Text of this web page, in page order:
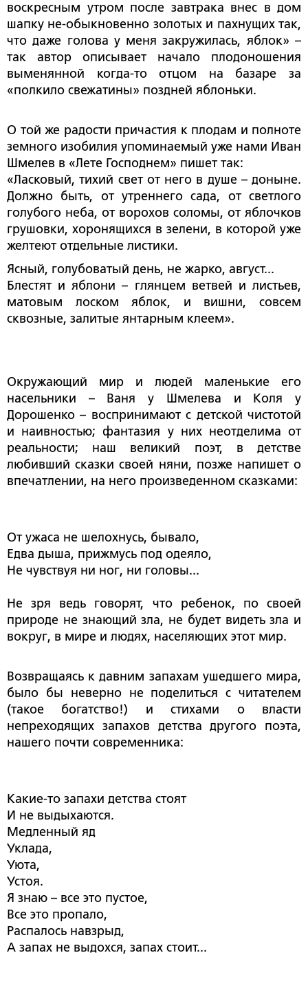
воскресным утром после завтрака внес в дом
шапку не-обыкновенно золотых и пахнущих так,
что даже голова у меня закружилась, яблок» –
так автор описывает начало плодоношения
выменянной когда-то отцом на базаре за
«полкило свежатины» поздней яблоньки.
О той же радости причастия к плодам и полноте
земного изобилия упоминаемый уже нами Иван
Шмелев в «Лете Господнем» пишет так:
«Ласковый, тихий свет от него в душе – доныне.
Должно быть, от утреннего сада, от светлого
голубого неба, от ворохов соломы, от яблочков
грушовки, хоронящихся в зелени, в которой уже
желтеют отдельные листики.
Ясный, голубоватый день, не жарко, август...
Блестят и яблони – глянцем ветвей и листьев,
матовым лоском яблок, и вишни, совсем
сквозные, залитые янтарным клеем».
Окружающий мир и людей маленькие его
насельники – Ваня у Шмелева и Коля у
Дорошенко – воспринимают с детской чистотой
и наивностью; фантазия у них неотделима от
реальности; наш великий поэт, в детстве
любивший сказки своей няни, позже напишет о
впечатлении, на него произведенном сказками:
От ужаса не шелохнусь, бывало,
Едва дыша, прижмусь под одеяло,
Не чувствуя ни ног, ни головы...
Не зря ведь говорят, что ребенок, по своей
природе не знающий зла, не будет видеть зла и
вокруг, в мире и людях, населяющих этот мир.
Возвращаясь к давним запахам ушедшего мира,
было бы неверно не поделиться с читателем
(такое богатство!) и стихами о власти
непреходящих запахов детства другого поэта,
нашего почти современника:
Какие-то запахи детства стоят
И не выдыхаются.
Медленный яд
Уклада,
Уюта,
Устоя.
Я знаю – все это пустое,
Все это пропало,
Распалось навзрыд,
А запах не выдохся, запах стоит...